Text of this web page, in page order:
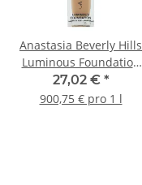
Anastasia Beverly Hills
Luminous Foundation
30ml
27,02 € *
900,75 € pro 1 l